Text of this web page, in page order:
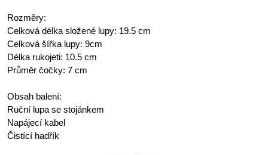
Rozměry:
Celková délka složené lupy: 19.5 cm
Celková šířka lupy: 9cm
Délka rukojeti: 10.5 cm
Průměr čočky: 7 cm
Obsah balení:
Ruční lupa se stojánkem
Napájecí kabel
Čistící hadřík